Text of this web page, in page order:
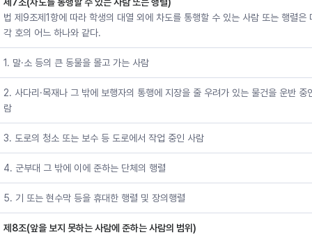
법 제9조제1항에 따라 학생의 대열 외에 차도를 통행할 수 있는 사람 또는 행렬은
각 호의 어느 하나와 같다.
1. 말·소 등의 큰 동물을 몰고 가는 사람
2. 사다리·목재나 그 밖에 보행자의 통행에 지장을 줄 우려가 있는 물건을 운반 중
람
3. 도로의 청소 또는 보수 등 도로에서 작업 중인 사람
4. 군부대 그 밖에 이에 준하는 단체의 행렬
5. 기 또는 현수막 등을 휴대한 행렬 및 장의행렬
제8조(앞을 보지 못하는 사람에 준하는 사람의 범위)